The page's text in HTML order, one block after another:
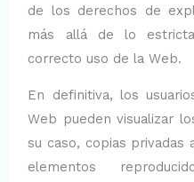
de los derechos de
más allá de lo
correcto uso de la Web.
En definitiva, los
Web pueden visualizar
su caso, copias privadas
elementos